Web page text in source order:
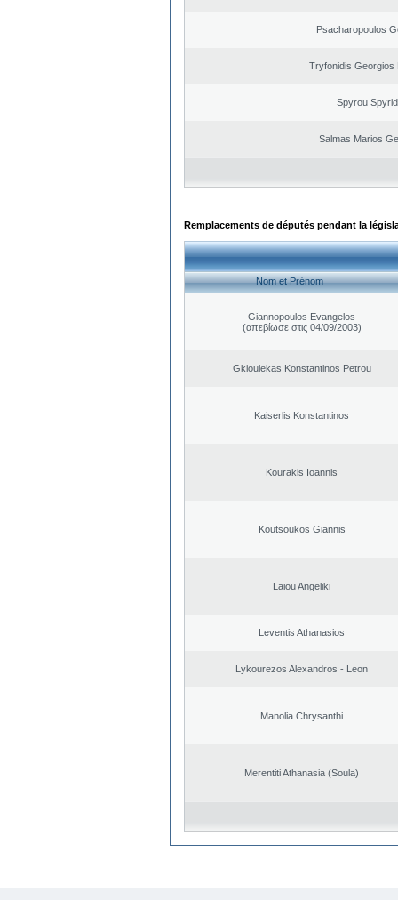
Psacharopoulos
Tryfonidis Georgios
Spyrou
Salmas Marios
Remplacements de députés pendant la
Nom et Prénom
Giannopoulos Evangelos
(απεβίωσε στις 04/09/2003)
Gkioulekas Konstantinos Petrou
Kaiserlis Konstantinos
Kourakis Ioannis
Koutsoukos Giannis
Laiou Angeliki
Leventis Athanasios
Lykourezos Alexandros - Leon
Manolia Chrysanthi
Merentiti Athanasia (Soula)